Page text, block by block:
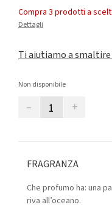
Compra 3 prodotti a
Dettagli
Ti aiutiamo a
Non disponibile
– +
FRAGRANZA
Che profumo ha: una
riva all’oceano.